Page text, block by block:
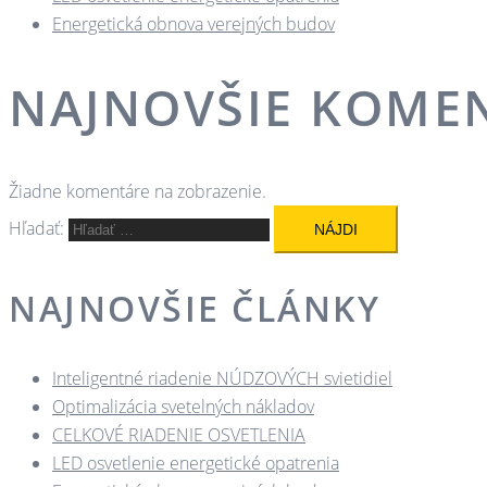
Energetická obnova verejných budov
NAJNOVŠIE
Žiadne komentáre na zobrazenie.
Hľadať:
NAJNOVŠIE ČLÁNKY
Inteligentné riadenie NÚDZOVÝCH svietidiel
Optimalizácia svetelných nákladov
CELKOVÉ RIADENIE OSVETLENIA
LED osvetlenie energetické opatrenia